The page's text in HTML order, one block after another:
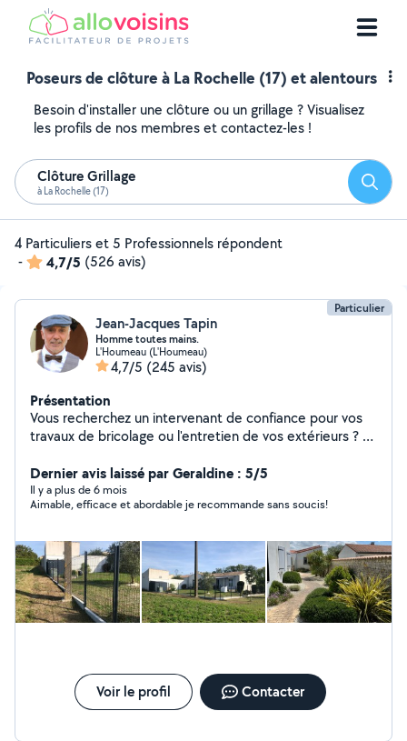
Poseurs de clôture à La Rochelle (17) et alentours
Besoin d'installer une clôture ou un grillage ? Visualisez
les profils de nos membres et contactez-les !
Clôture Grillage
à La Rochelle (17)
4 Particuliers et 5 Professionnels répondent
-
4,7/5 (526 avis)
Particulier
Jean-Jacques Tapin
Homme toutes mains.
L'Houmeau (L'Houmeau)
4,7/5 (245 avis)
Présentation
Vous recherchez un intervenant de confiance pour vos
travaux de bricolage ou l'entretien de vos extérieurs ? Je
attention particulière portée aux détails et à la qualité
du travail. Que ce soit pour gagner du temps ou
bénéficier d'un savoir-faire fiable, j'interviens avec
solide et de compétences polyvalentes, je m'engage à
vous fournir un résultat à la hauteur de vos attentes.
N'hésitez pas à me contacter pour échanger sur votre
besoin.
Dernier avis laissé par Geraldine : 5/5
Il y a plus de 6 mois
Aimable, efficace et abordable je recommande sans soucis!
Voir le profil Contacter